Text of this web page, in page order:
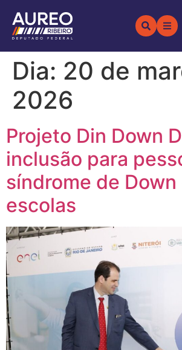
Dia: 20 de
2026
Projeto Din Down
inclusão para
síndrome de Down
escolas